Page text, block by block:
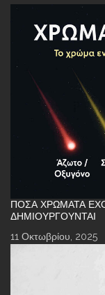
ΠΌΣΑ ΧΡΏΜΑΤΑ
ΔΗΜΙΟΥΡΓΟΎΝΤΑΙ
11 Οκτωβρίου, 2025